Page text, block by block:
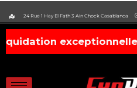
24 Rue 1 Hay El Fath 3 Ain Chock Casablanca
exceptionnelle :